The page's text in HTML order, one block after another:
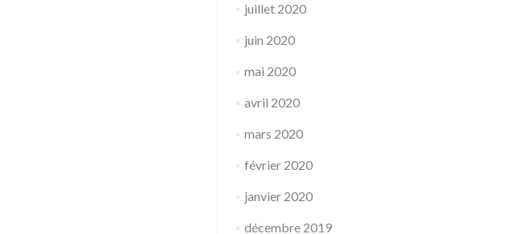
juillet 2020
juin 2020
mai 2020
avril 2020
mars 2020
février 2020
janvier 2020
décembre 2019